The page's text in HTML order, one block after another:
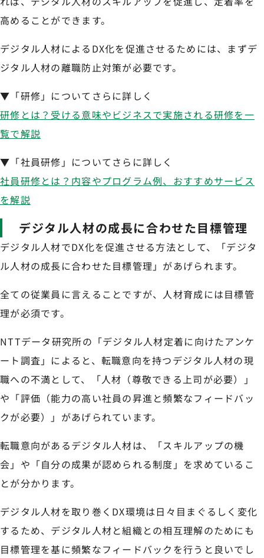
高めることができます。
デジタル人材によるDX化を促進させるためには、まずデ
ジタル人材の離職防止対策が必要です。
▼「研修」についてさらに詳しく
研修とは？受ける意味やビジネスで実施される研修を一
覧で解説
▼「社員研修」についてさらに詳しく
社員研修とは？内容やプログラム例、おすすめサービス
を解説
デジタル人材の成長に合わせた目標管理
デジタル人材でDX化を促進させる方法として、「デジタ
ル人材の成長に合わせた目標管理」があげられます。
全ての従業員に言えることですが、人材育成には目標管
理が必須です。
NTTデータ研究所の「デジタル人材定着に向けたアンケ
ート調査」によると、転職意向を持つデジタル人材の現
職への不満として、「人材（尊敬できる上司が必要）」
や「評価（能力の高い社員の昇進と頻繁なフィードバッ
クが必要）」があげられています。
転職意向があるデジタル人材は、「スキルアップの機
会」や「自分の成果が認められる制度」を求めているこ
とが分かります。
デジタル人材を取り巻くDX環境は日々目まぐるしく変化
するため、デジタル人材と組織との相互理解のためにも
目標管理を基に頻繁なフィードバックを行うと良いでし